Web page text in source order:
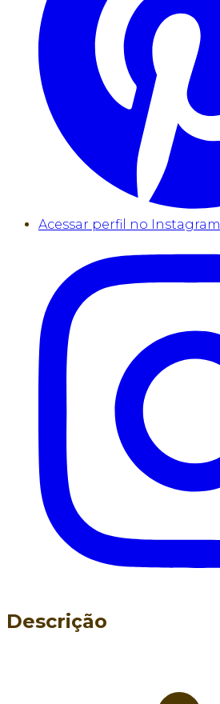
Acessar perfil no Instagram
Descrição